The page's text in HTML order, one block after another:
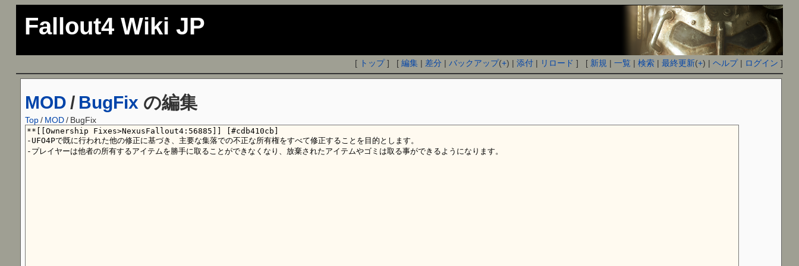
Fallout4 Wiki JP
[ トップ] [編集 | 差分 |バックアップ(+) |添付 | リロード ] [ 新規 |一覧 |検索 |最終更新(+) |ヘルプ| ログイン ]
MOD / BugFix の編集
Top/ MOD/ BugFix